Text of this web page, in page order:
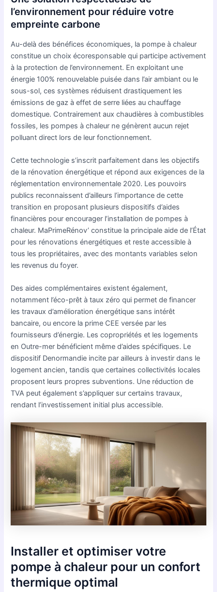
l’environnement pour réduire votre
empreinte carbone
Au-delà des bénéfices économiques, la pompe à chaleur
constitue un choix écoresponsable qui participe activement
à la protection de l’environnement. En exploitant une
énergie 100% renouvelable puisée dans l’air ambiant ou le
sous-sol, ces systèmes réduisent drastiquement les
émissions de gaz à effet de serre liées au chauffage
domestique. Contrairement aux chaudières à combustibles
fossiles, les pompes à chaleur ne génèrent aucun rejet
polluant direct lors de leur fonctionnement.
Cette technologie s’inscrit parfaitement dans les objectifs
de la rénovation énergétique et répond aux exigences de la
réglementation environnementale 2020. Les pouvoirs
publics reconnaissent d’ailleurs l’importance de cette
transition en proposant plusieurs dispositifs d’aides
financières pour encourager l’installation de pompes à
chaleur. MaPrimeRénov’ constitue la principale aide de l’État
pour les rénovations énergétiques et reste accessible à
tous les propriétaires, avec des montants variables selon
les revenus du foyer.
Des aides complémentaires existent également,
notamment l’éco-prêt à taux zéro qui permet de financer
les travaux d’amélioration énergétique sans intérêt
bancaire, ou encore la prime CEE versée par les
fournisseurs d’énergie. Les copropriétés et les logements
en Outre-mer bénéficient même d’aides spécifiques. Le
dispositif Denormandie incite par ailleurs à investir dans le
logement ancien, tandis que certaines collectivités locales
proposent leurs propres subventions. Une réduction de
TVA peut également s’appliquer sur certains travaux,
rendant l’investissement initial plus accessible.
Installer et optimiser votre
pompe à chaleur pour un confort
thermique optimal